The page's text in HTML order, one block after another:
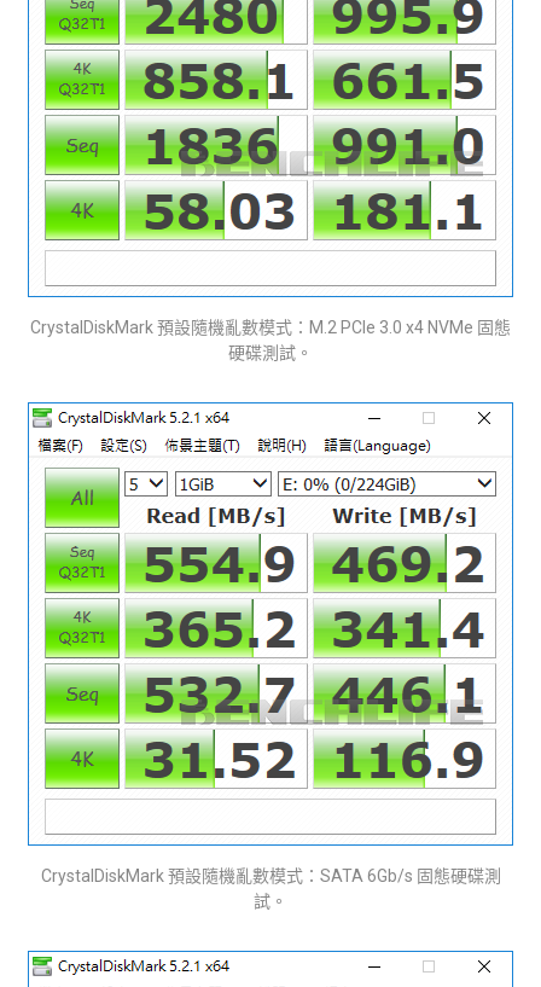
CrystalDiskMark 預設隨機亂數模式：M.2 PCIe 3.0 x4 NVMe 固態
硬碟測試。
CrystalDiskMark 預設隨機亂數模式：SATA 6Gb/s 固態硬碟測
試。